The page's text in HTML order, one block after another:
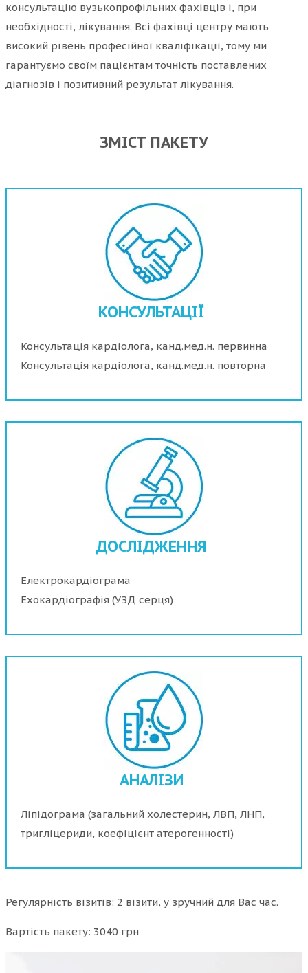
консультацію вузькопрофільних фахівців і, при
необхідності, лікування. Всі фахівці центру мають
високий рівень професійної кваліфікації, тому ми
гарантуємо своїм пацієнтам точність поставлених
діагнозів і позитивний результат лікування.
ЗМІСТ ПАКЕТУ
КОНСУЛЬТАЦІЇ
Консультація кардіолога, канд.мед.н. первинна
Консультація кардіолога, канд.мед.н. повторна
ДОСЛІДЖЕННЯ
Електрокардіограма
Ехокардіографія (УЗД серця)
АНАЛІЗИ
Ліпідограма (загальний холестерин, ЛВП, ЛНП,
тригліцериди, коефіцієнт атерогенності)
Регулярність візитів: 2 візити, у зручний для Вас час.
Вартість пакету: 3040 грн